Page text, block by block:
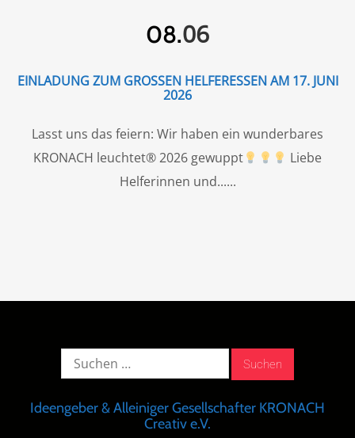
08.06
EINLADUNG ZUM GROSSEN HELFERESSEN AM 17. JUNI 2
026
Lasst uns das feiern: Wir haben ein wunderbares
KRONACH leuchtet® 2026 gewuppt
Liebe
Helferinnen und...
Suche
Ideengeber & Alleiniger Gesellschafter KRONACH
Creativ e.V.